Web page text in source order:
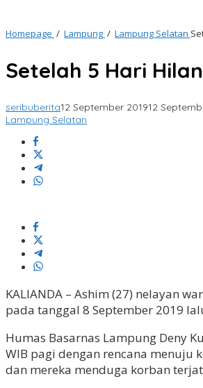
Homepage / Lampung / Lampung Selatan
Setelah 5 Hari
seribuberita12 September 201912
Lampung Selatan
KALIANDA – Ashim (27) nelayan
pada tanggal 8 September 2019
Humas Basarnas Lampung Deny
WIB pagi dengan rencana menuju
dan mereka menduga korban